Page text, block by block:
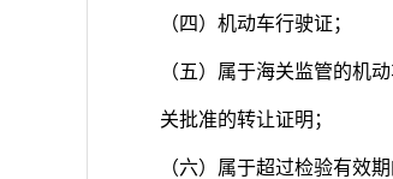
（四）机动车行驶证；
（五）属于海关监管的机
关批准的转让证明；
（六）属于超过检验有效